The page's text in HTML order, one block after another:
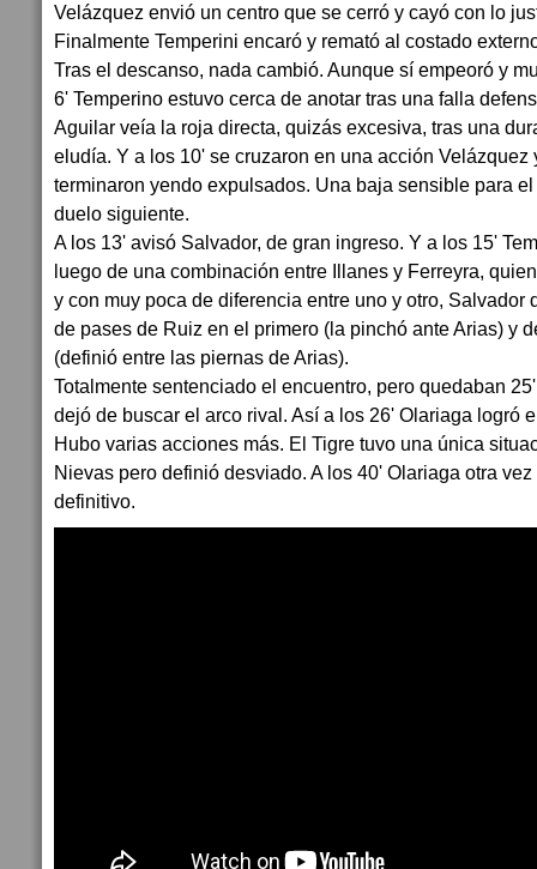
Velázquez envió un centro que se cerró y cayó con lo
Finalmente Temperini encaró y remató al costado
Tras el descanso, nada cambió. Aunque sí empeoró y
6' Temperino estuvo cerca de anotar tras una falla
Aguilar veía la roja directa, quizás excesiva, tras una
eludía. Y a los 10' se cruzaron en una acción Velázquez
terminaron yendo expulsados. Una baja sensible para
duelo siguiente.
A los 13' avisó Salvador, de gran ingreso. Y a los 15'
luego de una combinación entre Illanes y Ferreyra,
y con muy poca de diferencia entre uno y otro, Salvador
de pases de Ruiz en el primero (la pinchó ante Arias) y
(definió entre las piernas de Arias).
Totalmente sentenciado el encuentro, pero quedaban
dejó de buscar el arco rival. Así a los 26' Olariaga logró
Hubo varias acciones más. El Tigre tuvo una única
Nievas pero definió desviado. A los 40' Olariaga otra
definitivo.